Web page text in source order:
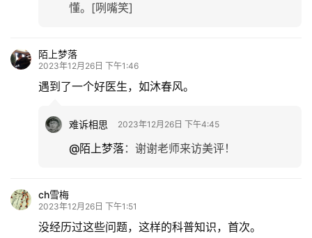
懂。[咧嘴笑]
陌上梦落
2023年12月26日 下午1:46
遇到了一个好医生，如沐春风。
难诉相思 2023年12月26日 下午4:45
@陌上梦落： 谢谢老师来访美评！
ch雪梅
2023年12月26日 下午1:51
没经历过这些问题，这样的科普知识，首次。